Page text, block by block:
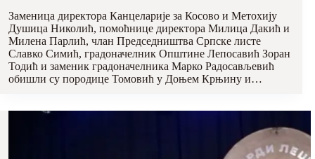
Заменица директора Канцеларије за Косово и Метохију
Душица Николић, помоћнице директора Милица Дакић и
Милена Парлић, члан Председништва Српске листе
Славко Симић, градоначелник Општине Лепосавић Зоран
Тодић и заменик градоначелника Марко Радосављевић
обишли су породице Томовић у Доњем Крњину и…